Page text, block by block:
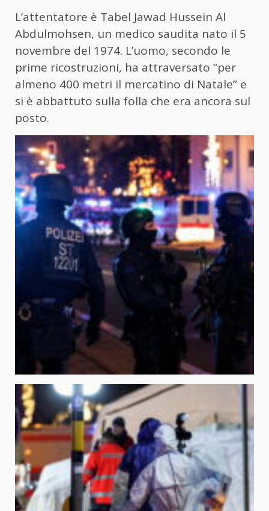
L’attentatore è Tabel Jawad Hussein Al
Abdulmohsen, un medico saudita nato il 5
novembre del 1974. L’uomo, secondo le
prime ricostruzioni, ha attraversato “per
almeno 400 metri il mercatino di Natale” e
si è abbattuto sulla folla che era ancora sul
posto.